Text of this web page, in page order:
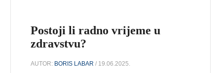
Postoji li radno vrijeme u
zdravstvu?
AUTOR: BORIS LABAR / 19.06.2025.